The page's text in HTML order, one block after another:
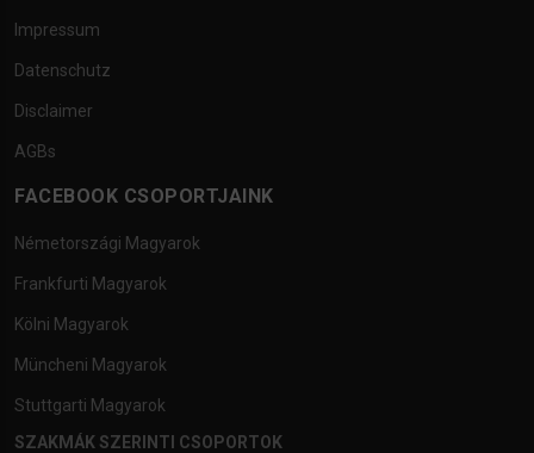
Impressum
Datenschutz
Disclaimer
AGBs
FACEBOOK CSOPORTJAINK
Németországi Magyarok
Frankfurti Magyarok
Kölni Magyarok
Müncheni Magyarok
Stuttgarti Magyarok
SZAKMÁK SZERINTI CSOPORTOK